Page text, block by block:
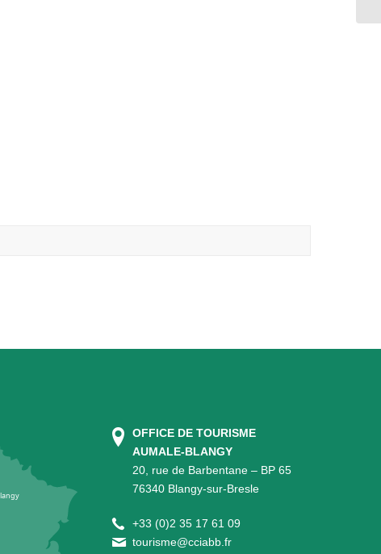
OFFICE DE TOURISME
AUMALE-BLANGY
20, rue de Barbentane – BP 65
76340 Blangy-sur-Bresle
+33 (0)2 35 17 61 09
tourisme@cciabb.fr